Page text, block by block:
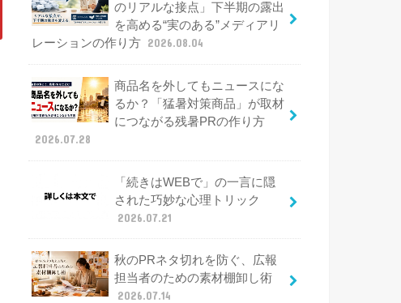
のリアルな接点」下半期の露出
を高める“実のある”メディアリ
レーションの作り方 2026.08.04
商品名を外してもニュースにな
るか？「猛暑対策商品」が取材
につながる残暑PRの作り方
2026.07.28
「続きはWEBで」の一言に隠
された巧妙な心理トリック
2026.07.21
秋のPRネタ切れを防ぐ、広報
担当者のための素材棚卸し術
2026.07.14